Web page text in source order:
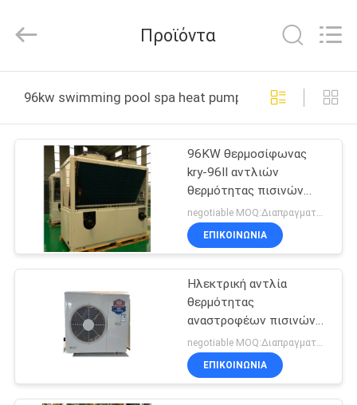
ΠΡΟΪΌΝΤΑ
ΒΊΝΤΕΟ
ΣΧΕΤΙΚΆ
ΜΕ
ΕΠΙΣΚΕΨΉ
Ltd..
Developed
Προϊόντα
96kw swimming pool spa heat pump διαδικτυακή
96KW θερμοσίφωνας
kry-96II αντλιών
θερμότητας πισινών
SPA
negotiable MOQ:Διαπραγματεύσιμος
ΕΠΙΚΟΙΝΩΝΙΑ
Ηλεκτρική αντλία
θερμότητας
αναστροφέων πισινών
θέρμανσης 220kw για το
νοσοκομείο
ΕΠΙΚΟΙΝΩΝΙΑ